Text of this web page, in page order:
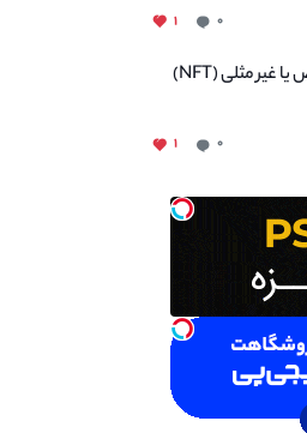
۰ ۱
توکن غیر قابل تعویض یا غیر مثلی (NFT)
۰ ۱